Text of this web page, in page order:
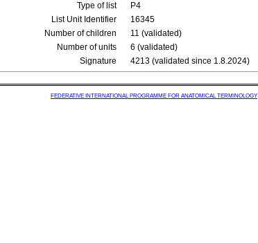
Type of list
P4
List Unit Identifier
16345
Number of children
11 (validated)
Number of units
6 (validated)
Signature
4213 (validated since 1.8.2024)
FEDERATIVE INTERNATIONAL PROGRAMME FOR ANATOMICAL TERMINOLOGY